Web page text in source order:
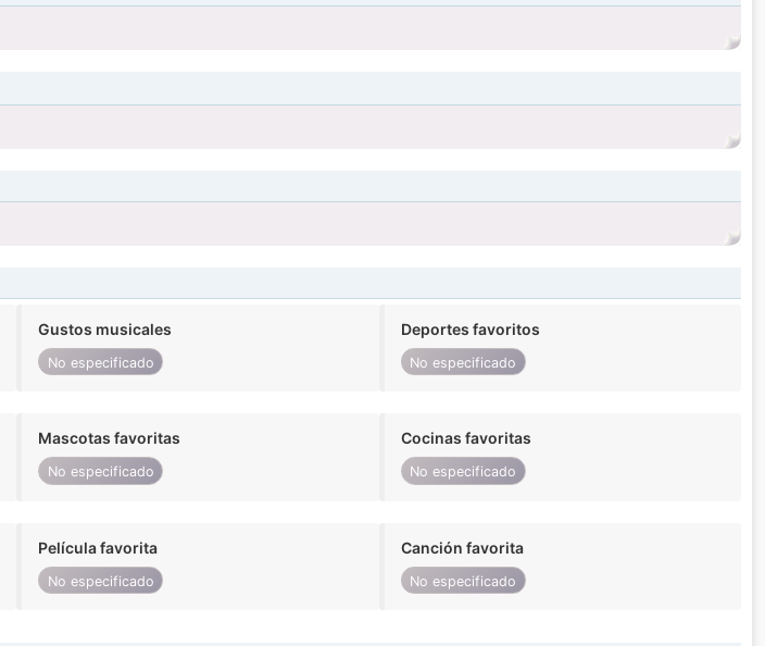
Gustos musicales
No especificado
Deportes favoritos
No especificado
Mascotas favoritas
No especificado
Cocinas favoritas
No especificado
Película favorita
No especificado
Canción favorita
No especificado